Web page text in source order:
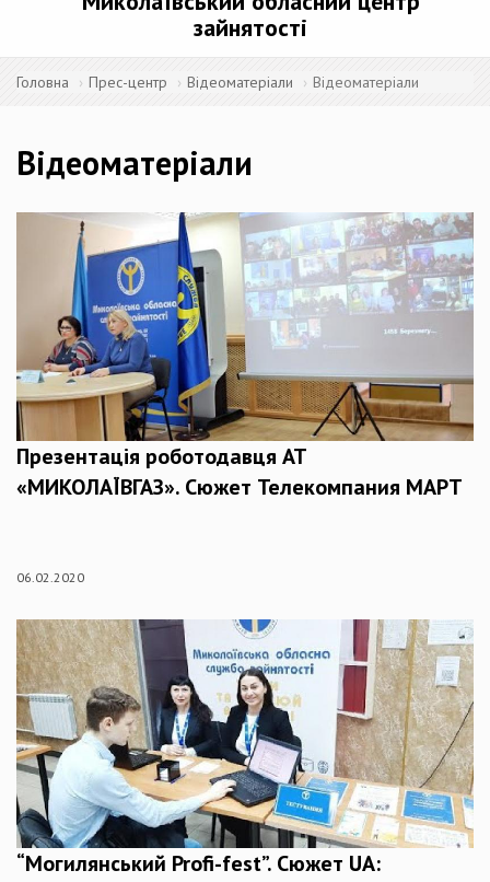
зайнятості
Головна Прес-центр Відеоматеріали Відеоматеріали
Відеоматеріали
Презентація роботодавця АТ
«МИКОЛАЇВГАЗ». Сюжет Телекомпания МАРТ
06.02.2020
“Могилянський Profi-fest”. Сюжет UA: